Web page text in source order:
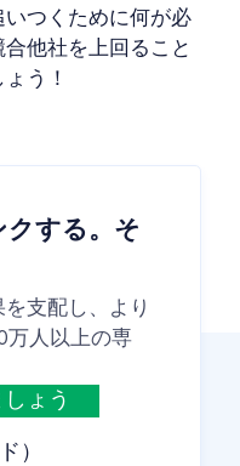
いつくために何が必
他社を上回ること
う！
クする。そ
支配し、より
万人以上の専
ょう
）